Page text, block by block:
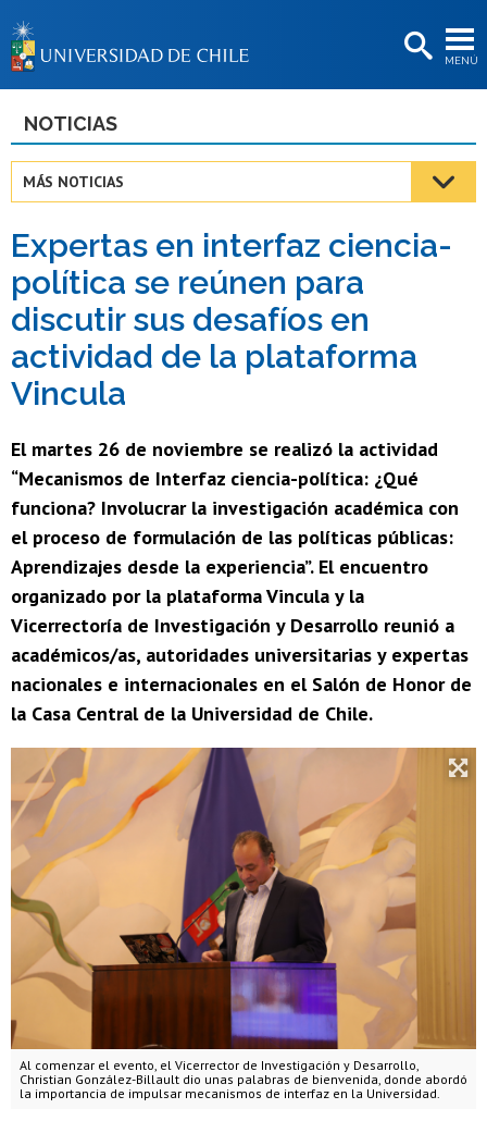
MENÚ
BIBLIOTECAS
Estudiantes
Académicas/os
Funcionarias/os
Egresadas/os
NOTICIAS
MÁS NOTICIAS
Expertas en interfaz ciencia-
política se reúnen para
discutir sus desafíos en
actividad de la plataforma
Vincula
El martes 26 de noviembre se realizó la actividad
“Mecanismos de Interfaz ciencia-política: ¿Qué
funciona? Involucrar la investigación académica con
el proceso de formulación de las políticas públicas:
Aprendizajes desde la experiencia”. El encuentro
organizado por la plataforma Vincula y la
Vicerrectoría de Investigación y Desarrollo reunió a
académicos/as, autoridades universitarias y expertas
nacionales e internacionales en el Salón de Honor de
la Casa Central de la Universidad de Chile.
Al comenzar el evento, el Vicerrector de Investigación y Desarrollo,
Christian González-Billault dio unas palabras de bienvenida, donde abordó
la importancia de impulsar mecanismos de interfaz en la Universidad.